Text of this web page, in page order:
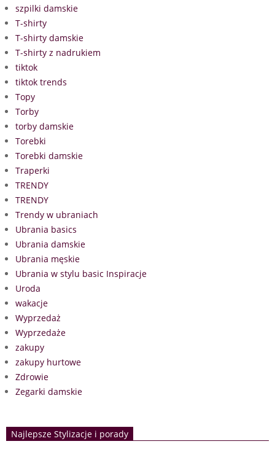
szpilki damskie
T-shirty
T-shirty damskie
T-shirty z nadrukiem
tiktok
tiktok trends
Topy
Torby
torby damskie
Torebki
Torebki damskie
Traperki
TRENDY
TRENDY
Trendy w ubraniach
Ubrania basics
Ubrania damskie
Ubrania męskie
Ubrania w stylu basic Inspiracje
Uroda
wakacje
Wyprzedaż
Wyprzedaże
zakupy
zakupy hurtowe
Zdrowie
Zegarki damskie
Najlepsze Stylizacje i porady